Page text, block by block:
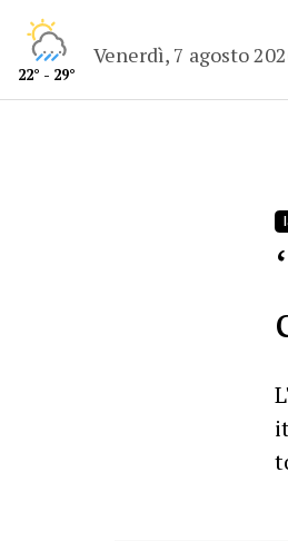
22° - 29°
Venerdì, 7 agosto